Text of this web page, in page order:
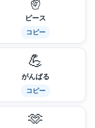
ピース
コピー
💪
がんばる
コピー
🫶